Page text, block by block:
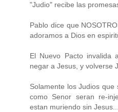
"Judio" recibe las
Pablo dice que
adoramos a Dios en
El Nuevo Pacto invalida
negar a Jesus, y volverse
Solamente los Judios
como Senor seran re-
estan muriendo sin Jesus...